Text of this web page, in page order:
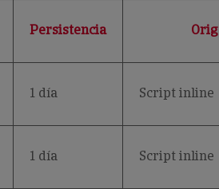
Persistencia
1 día Script inline
1 día Script inline